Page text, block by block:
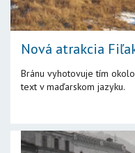
Nová atrakcia
Bránu vyhotovuje tím
text v maďarskom jazyku.